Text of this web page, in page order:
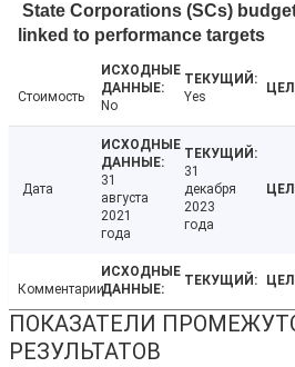
State Corporations (SCs)
linked to performance targets
Стоимость
No
Yes
Дата
31
августа
2021
года
31
декабря
2023
года
Комментарии
ПОКАЗАТЕЛИ
РЕЗУЛЬТАТОВ